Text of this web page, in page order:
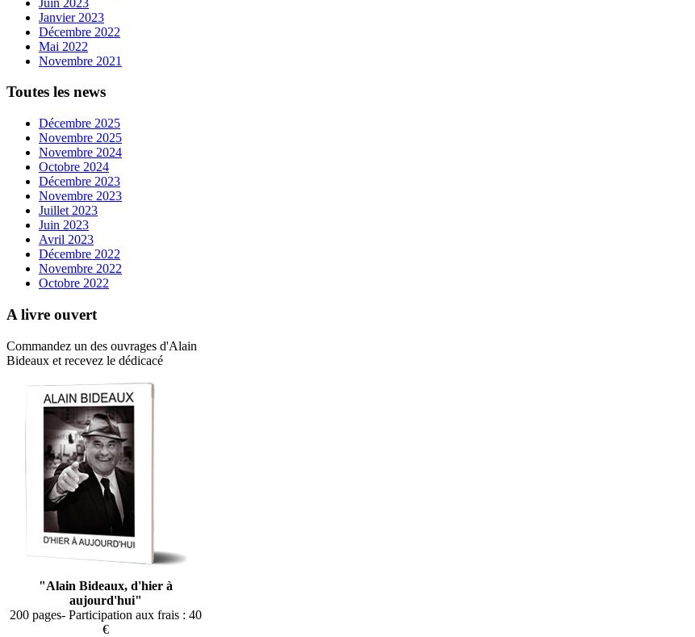
Janvier 2023
Décembre 2022
Mai 2022
Novembre 2021
Toutes les news
Décembre 2025
Novembre 2025
Novembre 2024
Octobre 2024
Décembre 2023
Novembre 2023
Juillet 2023
Juin 2023
Avril 2023
Décembre 2022
Novembre 2022
Octobre 2022
A livre ouvert
Commandez un des ouvrages d'Alain
Bideaux et recevez le dédicacé
"Alain Bideaux, d'hier à
aujourd'hui"
200 pages- Participation aux frais : 40
€